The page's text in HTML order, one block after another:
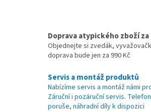
Doprava atypického zboží za
Objednejte si zvedák,
doprava bude jen za 990 Kč
Servis a montáž produktů
Nabízíme servis a montáž námi
Záruční i pozáruční servis.
poruše, náhradní díly k dispozici